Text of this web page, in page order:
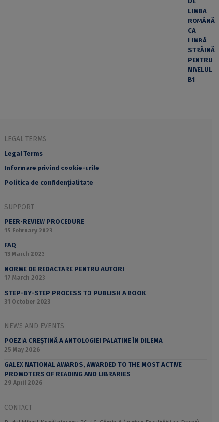
LEGAL TERMS
Legal Terms
Informare privind cookie-urile
Politica de confidențialitate
SUPPORT
PEER-REVIEW PROCEDURE
15 February 2023
FAQ
13 March 2023
NORME DE REDACTARE PENTRU AUTORI
17 March 2023
STEP-BY-STEP PROCESS TO PUBLISH A BOOK
31 October 2023
NEWS AND EVENTS
POEZIA CREȘTINĂ A ANTOLOGIEI PALATINE ÎN DILEMA
25 May 2026
GALEX NATIONAL AWARDS, AWARDED TO THE MOST ACTIVE
PROMOTERS OF READING AND LIBRARIES
29 April 2026
CONTACT